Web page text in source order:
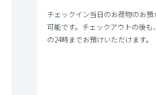
チェックイン当日のお荷物のお預
可能です。チェックアウトの後も
の24時までお預けいただけます。